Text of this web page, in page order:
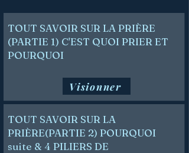
TOUT SAVOIR SUR LA PRIÈRE
(PARTIE 1) C'EST QUOI PRIER ET
POURQUOI
Visionner
TOUT SAVOIR SUR LA
PRIÈRE(PARTIE 2) POURQUOI
suite & 4 PILIERS DE